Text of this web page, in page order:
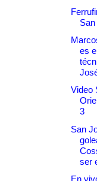
es
Video
3
San
ser
En